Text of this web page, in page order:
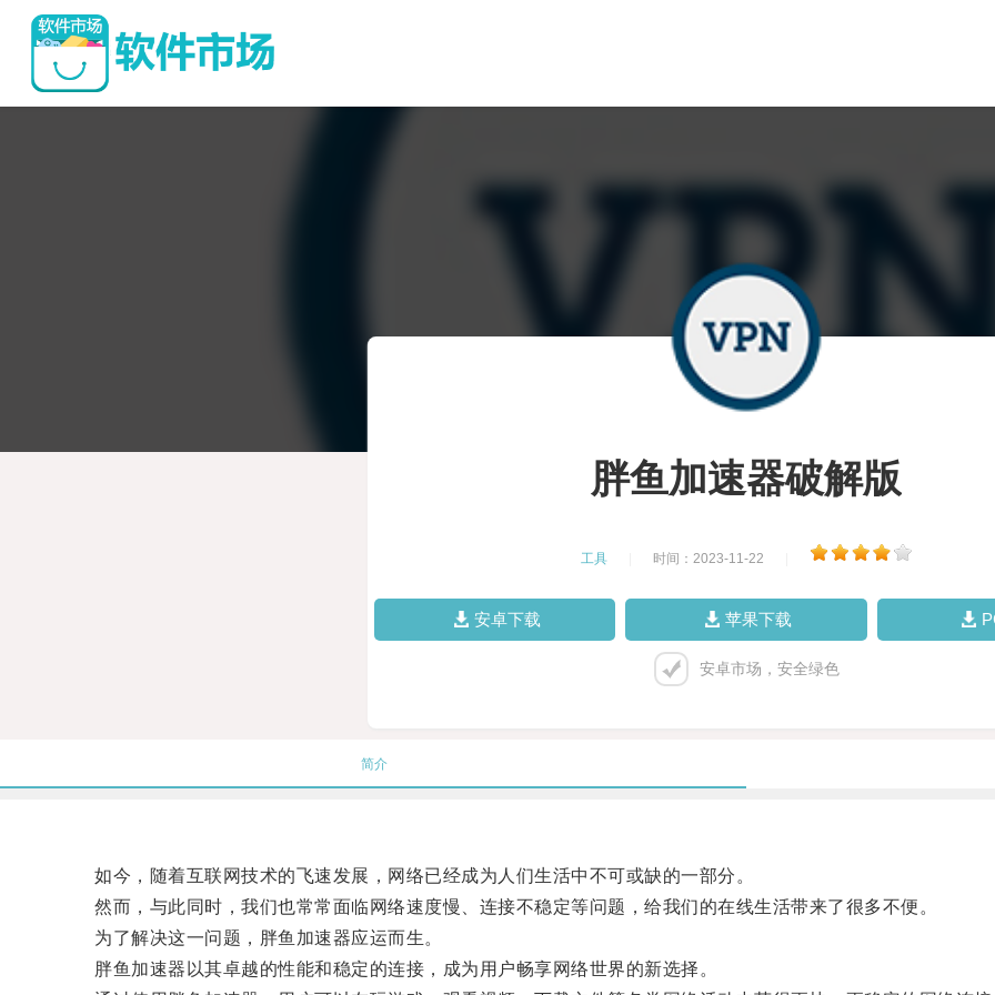
胖鱼加速器破解版
工具 时间：2023-11-22
安卓下载 苹果下载
安卓市场，安全绿色
简介
如今，随着互联网技术的飞速发展，网络已经成为人们生活中不可或缺的一部分。
然而，与此同时，我们也常常面临网络速度慢、连接不稳定等问题，给我们的在线生活带来了很多不便。
为了解决这一问题，胖鱼加速器应运而生。
胖鱼加速器以其卓越的性能和稳定的连接，成为用户畅享网络世界的新选择。